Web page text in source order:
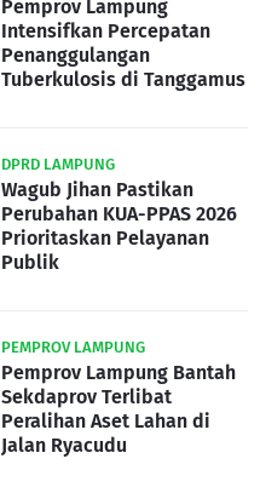
Pemprov Lampung
Intensifkan Percepatan
Penanggulangan
Tuberkulosis di Tanggamus
DPRD LAMPUNG
Wagub Jihan Pastikan
Perubahan KUA-PPAS 2026
Prioritaskan Pelayanan
Publik
PEMPROV LAMPUNG
Pemprov Lampung Bantah
Sekdaprov Terlibat
Peralihan Aset Lahan di
Jalan Ryacudu